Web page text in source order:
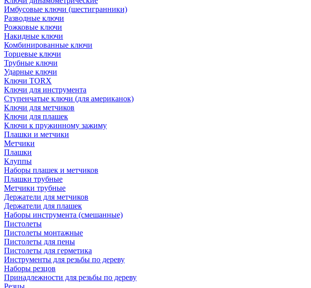
Имбусовые ключи (шестигранники)
Разводные ключи
Рожковые ключи
Накидные ключи
Комбинированные ключи
Торцевые ключи
Трубные ключи
Ударные ключи
Ключи TORX
Ключи для инструмента
Ступенчатые ключи (для американок)
Ключи для метчиков
Ключи для плашек
Ключи к пружинному зажиму
Плашки и метчики
Метчики
Плашки
Клуппы
Наборы плашек и метчиков
Плашки трубные
Метчики трубные
Держатели для метчиков
Держатели для плашек
Наборы инструмента (смешанные)
Пистолеты
Пистолеты монтажные
Пистолеты для пены
Пистолеты для герметика
Инструменты для резьбы по дереву
Наборы резцов
Принадлежности для резьбы по дереву
Резцы